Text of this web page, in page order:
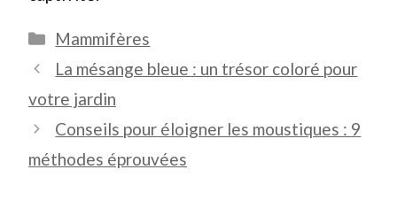
Catégories
Mammifères
La mésange bleue : un trésor coloré pour
votre jardin
Conseils pour éloigner les moustiques : 9
méthodes éprouvées